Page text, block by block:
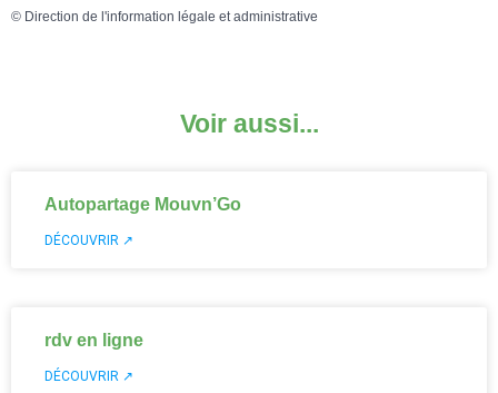
© Direction de l'information légale et administrative
Voir aussi...
Autopartage Mouvn’Go
DÉCOUVRIR ↗
rdv en ligne
DÉCOUVRIR ↗